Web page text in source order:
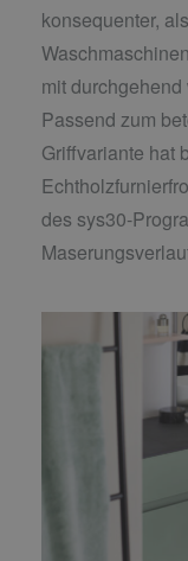
konsequenter,
mit
Passend zum
Griffvariante hat
des sys30-